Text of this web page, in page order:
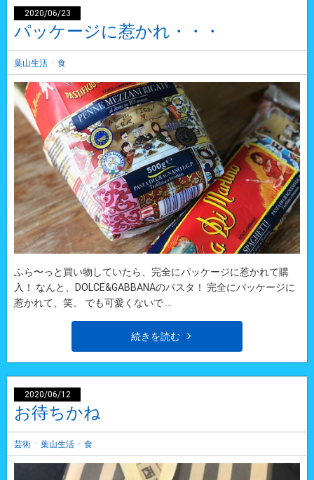
2020/06/23
パッケージに惹かれ・・・
葉山生活 ・ 食
ふら〜っと買い物していたら、完全にパッケージに惹かれて購
入！ なんと、DOLCE&GABBANAのパスタ！ 完全にパッケージに
惹かれて、笑。 でも可愛くないで ...
続きを読む
2020/06/12
お待ちかね
芸術 ・ 葉山生活 ・ 食